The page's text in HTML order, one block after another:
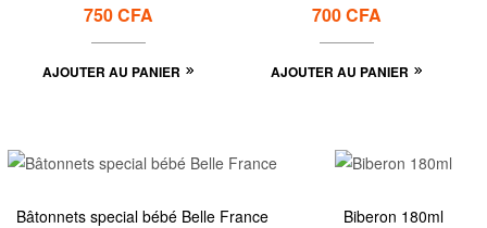
750CFA
AJOUTER AU PANIER
700CFA
AJOUTER AU PANIER
Bâtonnets special bébé Belle France Biberon 180ml